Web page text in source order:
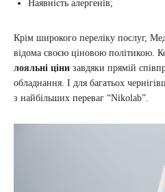
Наявність алергенів;
Крім широкого переліку послуг,
відома своєю ціновою політикою.
лояльні ціни завдяки прямій
обладнання. І для багатьох
з найбільших переваг “Nikolab”.